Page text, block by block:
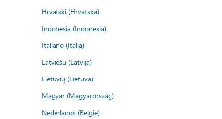
Hrvatski (Hrvatska)
Indonesia (Indonesia)
Italiano (Italia)
Latviešu (Latvija)
Lietuvių (Lietuva)
Magyar (Magyarország)
Nederlands (België)